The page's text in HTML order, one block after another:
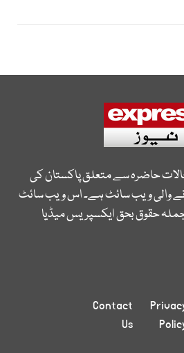
حاضرہ سے متعلق پاکستان کی
والی ویب سائٹ ہے۔ اس ویب سائٹ
جملہ حقوق بحق ایکسپریس میڈیا
Contact
Us